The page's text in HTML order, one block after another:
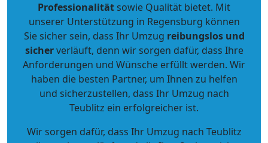
Professionalitätsowie Qualität bietet. Mit
unserer Unterstützung in Regensburg können
Sie sicher sein, dass Ihr Umzug reibungslos und
sicherverläuft, denn wir sorgen dafür, dass Ihre
Anforderungen und Wünsche erfüllt werden. Wir
haben die besten Partner, um Ihnen zu helfen
und sicherzustellen, dass Ihr Umzug nach
Teublitz ein erfolgreicher ist.
Wir sorgen dafür, dass Ihr Umzug nach Teublitz